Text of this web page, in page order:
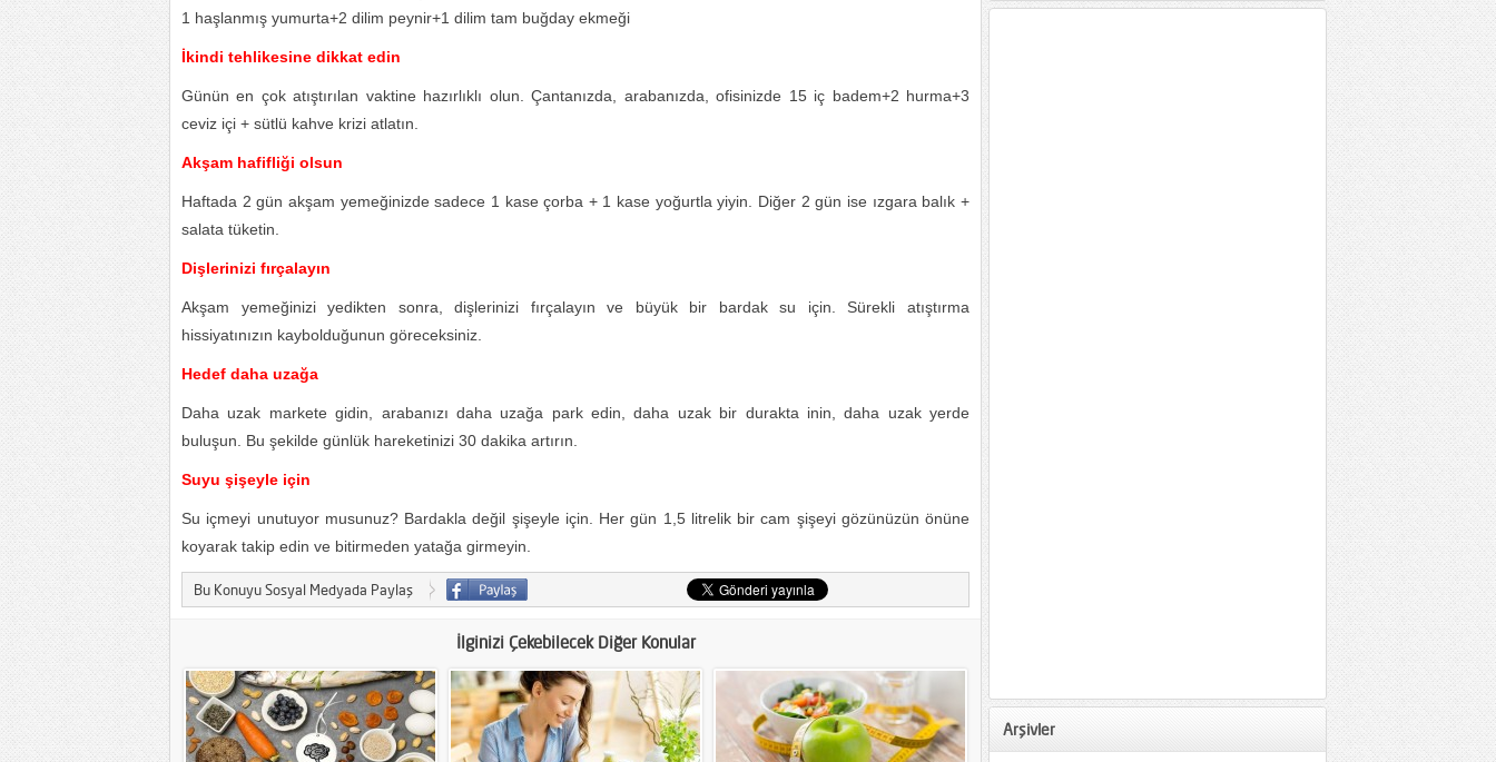
1 haşlanmış yumurta+2 dilim peynir+1 dilim tam buğday ekmeği
İkindi tehlikesine dikkat edin
Günün en çok atıştırılan vaktine hazırlıklı olun. Çantanızda, arabanızda, ofisinizde 15 iç badem+2 hurma+3
ceviz içi + sütlü kahve krizi atlatın.
Akşam hafifliği olsun
Haftada 2 gün akşam yemeğinizde sadece 1 kase çorba + 1 kase yoğurtla yiyin. Diğer 2 gün ise ızgara balık +
salata tüketin.
Dişlerinizi fırçalayın
Akşam yemeğinizi yedikten sonra, dişlerinizi fırçalayın ve büyük bir bardak su için. Sürekli atıştırma
hissiyatınızın kaybolduğunun göreceksiniz.
Hedef daha uzağa
Daha uzak markete gidin, arabanızı daha uzağa park edin, daha uzak bir durakta inin, daha uzak yerde
buluşun. Bu şekilde günlük hareketinizi 30 dakika artırın.
Suyu şişeyle için
Su içmeyi unutuyor musunuz? Bardakla değil şişeyle için. Her gün 1,5 litrelik bir cam şişeyi gözünüzün önüne
koyarak takip edin ve bitirmeden yatağa girmeyin.
Bu Konuyu Sosyal Medyada Paylaş
İlginizi Çekebilecek Diğer Konular
Arşivler